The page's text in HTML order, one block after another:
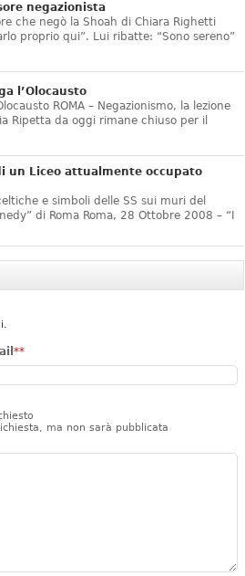
negazionista
che negò la Shoah di Chiara Righetti
proprio qui”. Lui ribatte: “Sono sereno”
l’Olocausto
ROMA – Negazionismo, la lezione
Ripetta da oggi rimane chiuso per il
un Liceo attualmente occupato
e simboli delle SS sui muri del
di Roma Roma, 28 Ottobre 2008 – “I
**
ma non sarà pubblicata